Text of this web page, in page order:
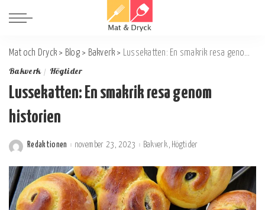
Mat och Dryck > Blog> Bakverk > Lussekatten: En smakrik resa genom historien
Bakverk Högtider
Lussekatten: En smakrik resa genom
historien
Postat
Redaktionen november 23, 2023 Bakverk Högtider